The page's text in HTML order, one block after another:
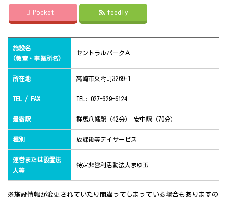
Pocket feedly
施設名
(教室・事業所名)
セントラルパークＡ
所在地 高崎市乗附町3269-1
TEL / FAX TEL: 027-329-6124
最寄駅 群馬八幡駅（42分） 安中駅（70分）
種別 放課後等デイサービス
運営または設置法
人等
特定非営利活動法人まゆ玉
※施設情報が変更されていたり間違ってしまっている場合もありますの